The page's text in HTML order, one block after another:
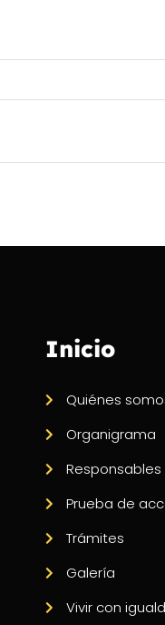
Inicio
Quiénes
Organigrama
Prueba de
Trámites
Galería
Vivir con